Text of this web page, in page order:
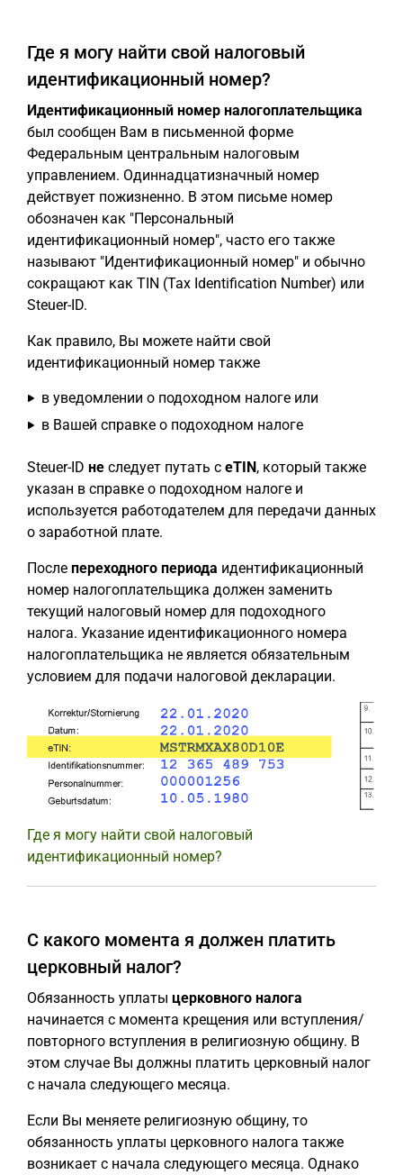
Где я могу найти свой налоговый
идентификационный номер?
Идентификационный номер налогоплательщика
был сообщен Вам в письменной форме
Федеральным центральным налоговым
управлением. Одиннадцатизначный номер
действует пожизненно. В этом письме номер
обозначен как "Персональный
идентификационный номер", часто его также
называют "Идентификационный номер" и обычно
сокращают как TIN (Tax Identification Number) или
Steuer-ID.
Как правило, Вы можете найти свой
идентификационный номер также
в уведомлении о подоходном налоге или
в Вашей справке о подоходном налоге
Steuer-ID не следует путать с eTIN, который также
указан в справке о подоходном налоге и
используется работодателем для передачи данных
о заработной плате.
После переходного периода идентификационный
номер налогоплательщика должен заменить
текущий налоговый номер для подоходного
налога. Указание идентификационного номера
налогоплательщика не является обязательным
условием для подачи налоговой декларации.
Где я могу найти свой налоговый
идентификационный номер?
С какого момента я должен платить
церковный налог?
Обязанность уплаты церковного налога
начинается с момента крещения или вступления/
повторного вступления в религиозную общину. В
этом случае Вы должны платить церковный налог
с начала следующего месяца.
Если Вы меняете религиозную общину, то
обязанность уплаты церковного налога также
возникает с начала следующего месяца. Однако